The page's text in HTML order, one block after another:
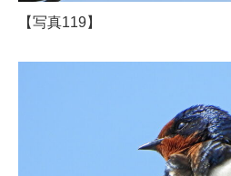
【写真119】